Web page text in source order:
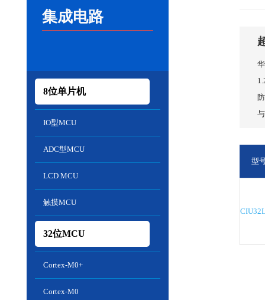
集成电路
8位单片机
IO型MCU
ADC型MCU
LCD MCU
触摸MCU
32位MCU
Cortex-M0+
Cortex-M0
型